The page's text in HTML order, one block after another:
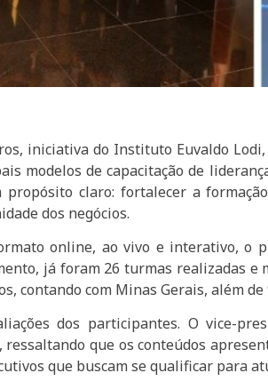
iniciativa do Instituto Euvaldo
modelos de capacitação de
propósito claro: fortalecer a
dos negócios.
online, ao vivo e interativo, o
já foram 26 turmas realizadas
contando com Minas Gerais, além
dos participantes. O vice-
que os conteúdos
que buscam se qualificar para